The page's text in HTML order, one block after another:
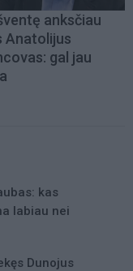
anksčiau
Anatolijus
gal jau
kas
labiau nei
Dunojus